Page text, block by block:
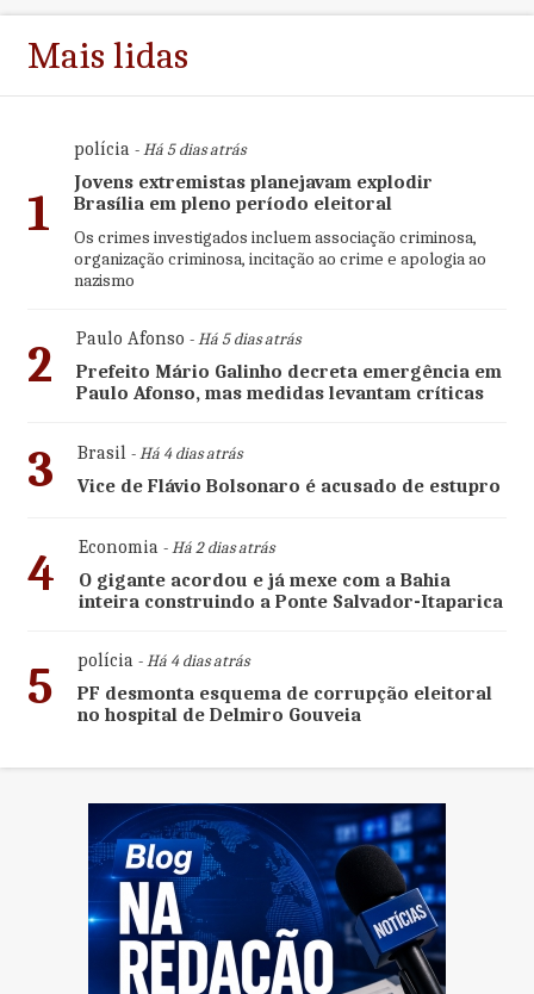
Mais lidas
1
polícia- Há 5 dias atrás
Jovens extremistas planejavam explodir
Brasília em pleno período eleitoral
Os crimes investigados incluem associação criminosa,
organização criminosa, incitação ao crime e apologia ao
nazismo
2 Paulo Afonso - Há 5 dias atrás
Prefeito Mário Galinho decreta emergência em
Paulo Afonso, mas medidas levantam críticas
3 Brasil- Há 4 dias atrás
Vice de Flávio Bolsonaro é acusado de estupro
4 Economia- Há 2 dias atrás
O gigante acordou e já mexe com a Bahia
inteira construindo a Ponte Salvador-Itaparica
5 polícia- Há 4 dias atrás
PF desmonta esquema de corrupção eleitoral
no hospital de Delmiro Gouveia